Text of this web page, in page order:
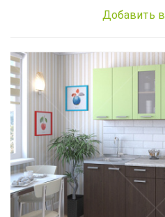
Добавить